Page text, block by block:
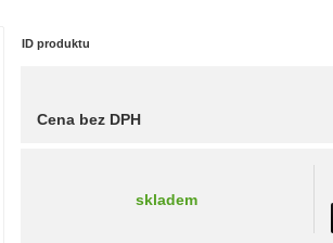
ID produktu
Cena bez DPH
skladem